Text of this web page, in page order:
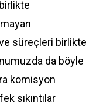
süreçleri birlikte
da böyle
komisyon
sıkıntılar